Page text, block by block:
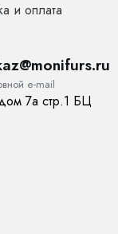
и оплата
е-mail
7а стр.1 БЦ